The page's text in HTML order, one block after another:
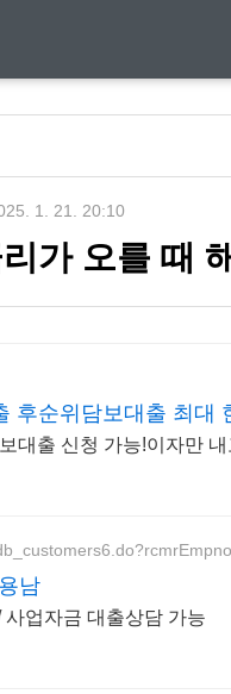
1. 21. 20:10
가 오를 때
후순위담보대출 최대
대출 신청 가능!이자만
남
업자금 대출상담 가능